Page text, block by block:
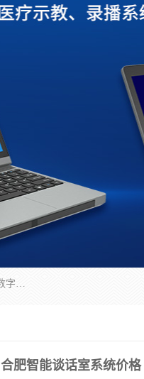
深圳鼎立宏泰科技有限公司专注做语音录像系统；主要服务有：约谈室同步录音录像系统、设计数字询问同步录音录像、数字约谈室同步录音录像、公开听证室、智慧庭审、智能语音识别转写、远程提讯（提审）、记录仪、远程指挥综合管理平台、录播系统等
合肥智能谈话室系统价